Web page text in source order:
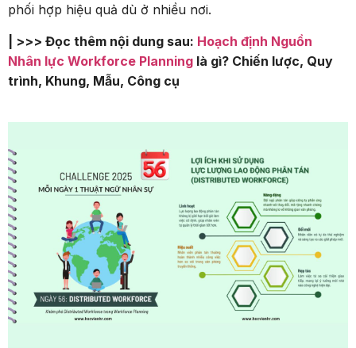
phối hợp hiệu quả dù ở nhiều nơi.
| >>> Đọc thêm nội dung sau: Hoạch định Nguồn
Nhân lực Workforce Planning là gì? Chiến lược, Quy
trình, Khung, Mẫu, Công cụ